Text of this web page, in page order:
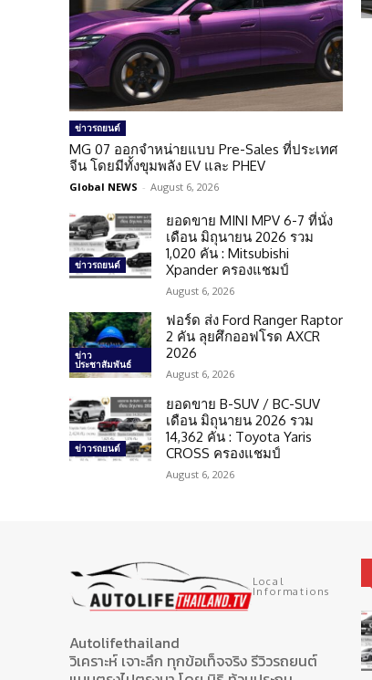
ข่าวรถยนต์
MG 07 ออกจำหน่ายแบบ Pre-Sales ที่ประเทศ
จีน โดยมีทั้งขุมพลัง EV และ PHEV
Global NEWS - August 6, 2026
ข่าวรถยนต์
ยอดขาย MINI MPV 6-7 ที่นั่ง
เดือน มิถุนายน 2026 รวม
1,020 คัน : Mitsubishi
Xpander ครองแชมป์
August 6, 2026
ข่าว
ประชาสัมพันธ์
ฟอร์ด ส่ง Ford Ranger Raptor
2 คัน ลุยศึกออฟโรด AXCR
2026
August 6, 2026
ข่าวรถยนต์
ยอดขาย B-SUV / BC-SUV
เดือน มิถุนายน 2026 รวม
14,362 คัน : Toyota Yaris
CROSS ครองแชมป์
August 6, 2026
Local
Informations
Autolifethailand
วิเคราะห์ เจาะลึก ทุกข้อเท็จจริง รีวิวรถยนต์